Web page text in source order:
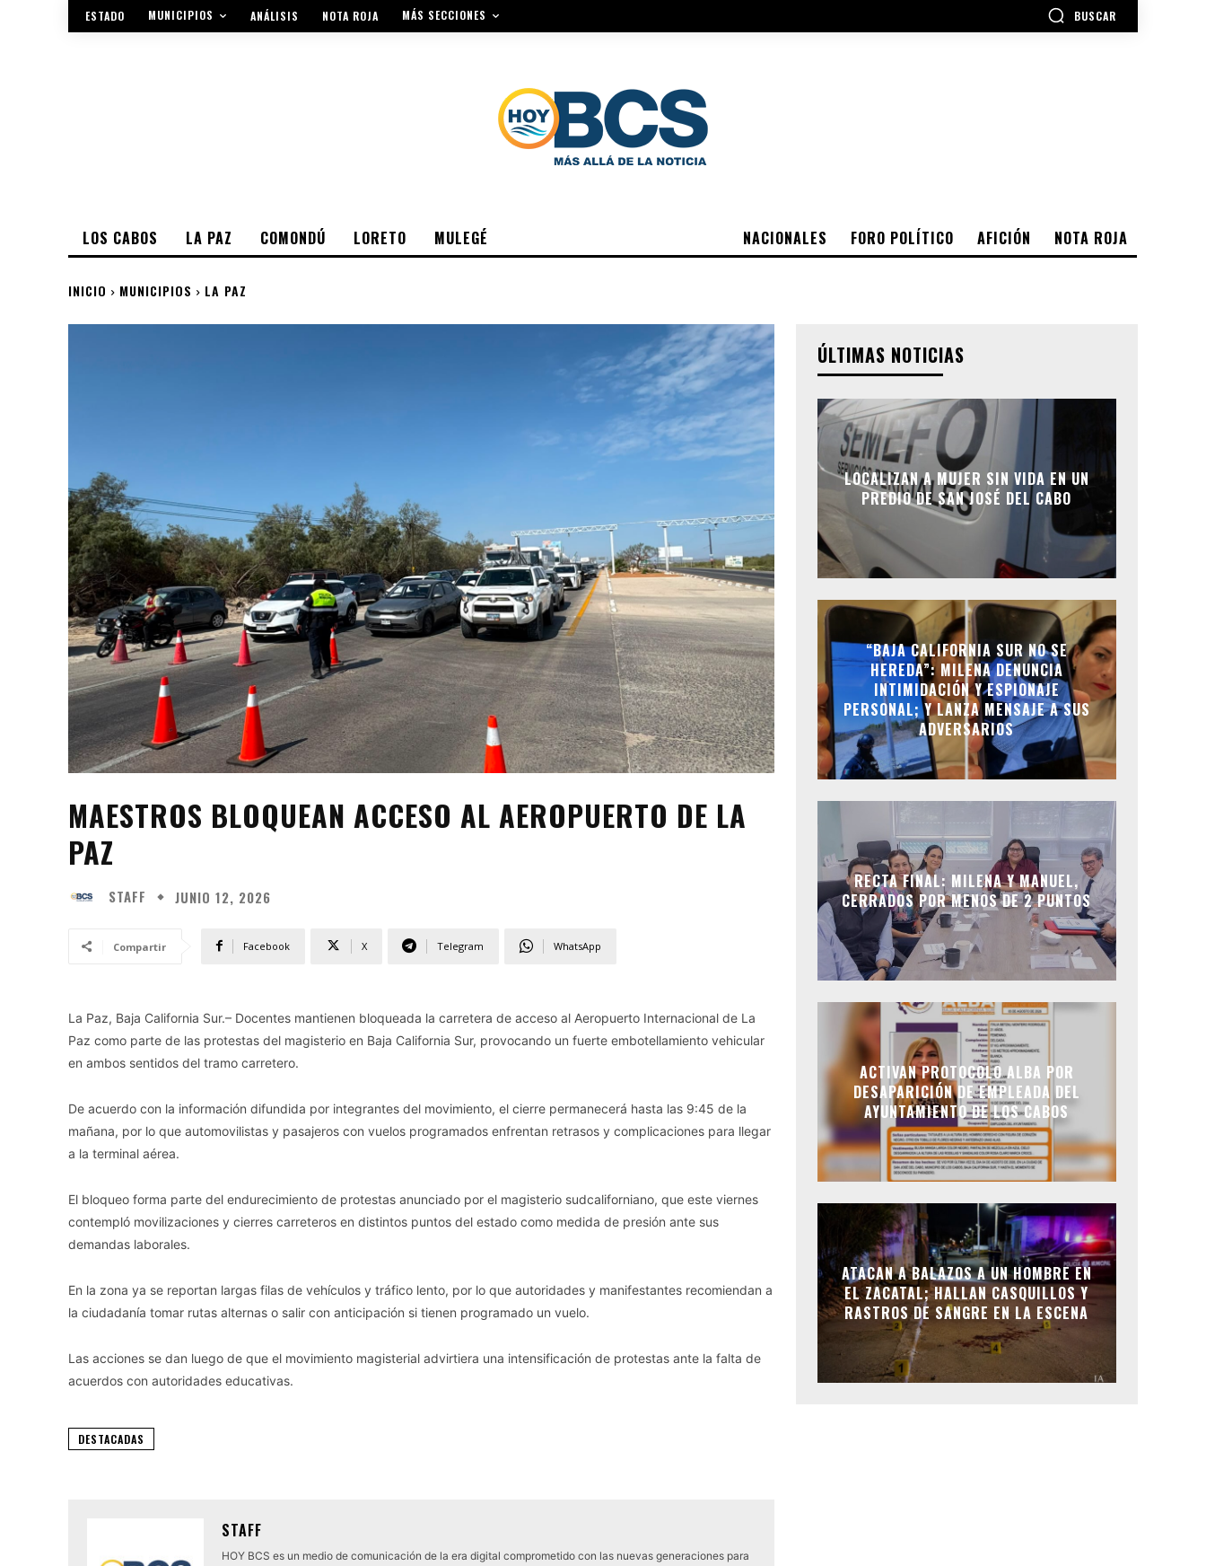
ESTADO MUNICIPIOS ANÁLISIS NOTA ROJA MÁS SECCIONES BUSCAR
NACIONALES FORO POLÍTICO AFICIÓN NOTA ROJA
LOS CABOS LA PAZ COMONDÚ LORETO MULEGÉ
INICIO MUNICIPIOS LA PAZ
MAESTROS BLOQUEAN ACCESO AL AEROPUERTO DE LA
PAZ
STAFF JUNIO 12, 2026
Compartir Facebook X Telegram WhatsApp
La Paz, Baja California Sur.– Docentes mantienen bloqueada la carretera de acceso al Aeropuerto Internacional de La
Paz como parte de las protestas del magisterio en Baja California Sur, provocando un fuerte embotellamiento vehicular
en ambos sentidos del tramo carretero.
De acuerdo con la información difundida por integrantes del movimiento, el cierre permanecerá hasta las 9:45 de la
mañana, por lo que automovilistas y pasajeros con vuelos programados enfrentan retrasos y complicaciones para llegar
a la terminal aérea.
El bloqueo forma parte del endurecimiento de protestas anunciado por el magisterio sudcaliforniano, que este viernes
contempló movilizaciones y cierres carreteros en distintos puntos del estado como medida de presión ante sus
demandas laborales.
En la zona ya se reportan largas filas de vehículos y tráfico lento, por lo que autoridades y manifestantes recomiendan a
la ciudadanía tomar rutas alternas o salir con anticipación si tienen programado un vuelo.
Las acciones se dan luego de que el movimiento magisterial advirtiera una intensificación de protestas ante la falta de
acuerdos con autoridades educativas.
DESTACADAS
STAFF
HOY BCS es un medio de comunicación de la era digital comprometido con las nuevas generaciones para
ÚLTIMAS NOTICIAS
LOCALIZAN A MUJER SIN VIDA EN UN
PREDIO DE SAN JOSÉ DEL CABO
“BAJA CALIFORNIA SUR NO SE
HEREDA”: MILENA DENUNCIA
INTIMIDACIÓN Y ESPIONAJE
PERSONAL; Y LANZA MENSAJE A SUS
ADVERSARIOS
RECTA FINAL: MILENA Y MANUEL,
CERRADOS POR MENOS DE 2 PUNTOS
ACTIVAN PROTOCOLO ALBA POR
DESAPARICIÓN DE EMPLEADA DEL
AYUNTAMIENTO DE LOS CABOS
ATACAN A BALAZOS A UN HOMBRE EN
EL ZACATAL; HALLAN CASQUILLOS Y
RASTROS DE SANGRE EN LA ESCENA